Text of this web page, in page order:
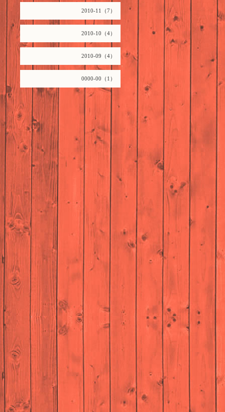
2010-11（7）
2010-10（4）
2010-09（4）
0000-00（1）